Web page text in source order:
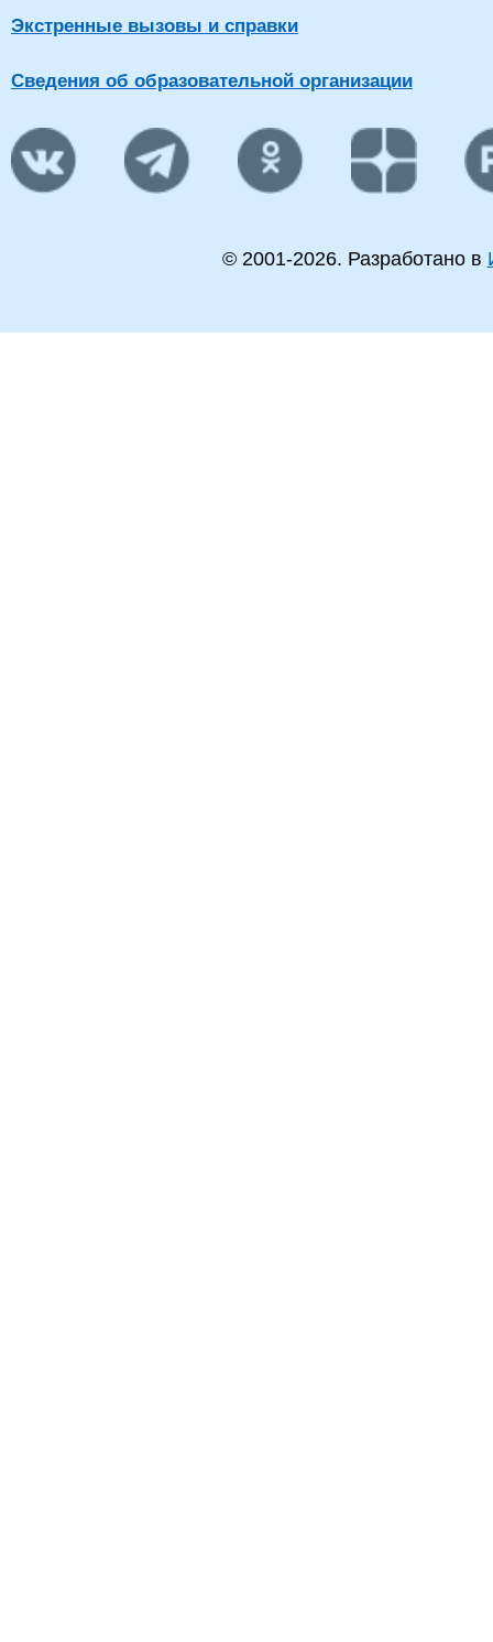
Экстренные вызовы и справки
Сведения об образовательной организации
© 2001-2026. Разработано в